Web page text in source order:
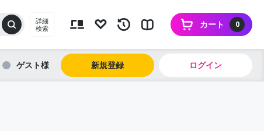
詳細
検索
0
カート
ゲスト 新規登録 ログイン